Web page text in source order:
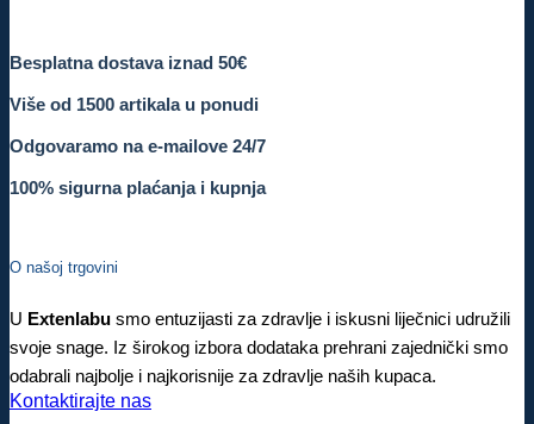
Besplatna dostava iznad 50€
Više od 1500 artikala u ponudi
Odgovaramo na e-mailove 24/7
100% sigurna plaćanja i kupnja
O našoj trgovini
U Extenlabu smo entuzijasti za zdravlje i iskusni liječnici udružili
svoje snage. Iz širokog izbora dodataka prehrani zajednički smo
odabrali najbolje i najkorisnije za zdravlje naših kupaca.
Kontaktirajte nas